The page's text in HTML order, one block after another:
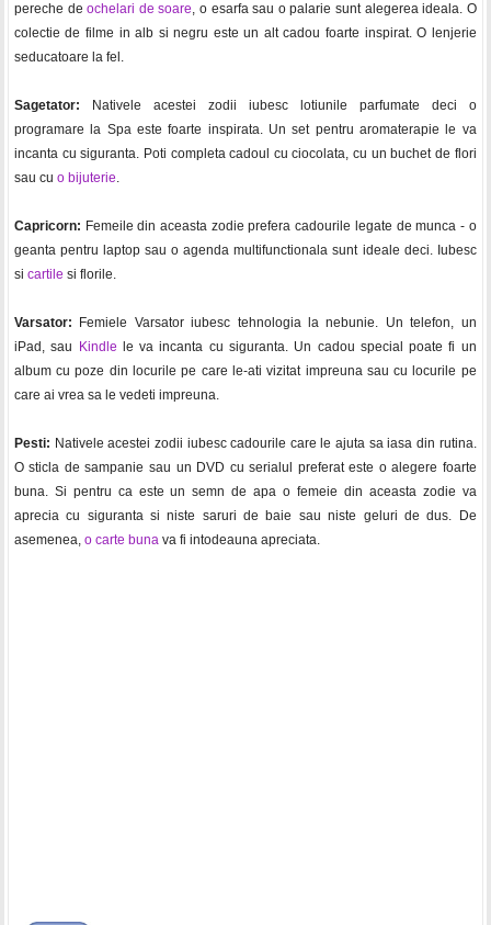
pereche deochelari de soare, o esarfa sau o palarie sunt alegerea ideala. O
colectie de filme in alb si negru este un alt cadou foarte inspirat. O lenjerie
seducatoare la fel.
Sagetator:
Nativele acestei zodii iubesc lotiunile parfumate deci o
programare la Spa este foarte inspirata. Un set pentru aromaterapie le va
incanta cu siguranta. Poti completa cadoul cu ciocolata, cu un buchet de flori
sau cu o bijuterie.
Capricorn: Femeile din aceasta zodie prefera cadourile legate de munca - o
geanta pentru laptop sau o agenda multifunctionala sunt ideale deci. Iubesc
si cartile si florile.
Varsator: Femiele Varsator iubesc tehnologia la nebunie. Un telefon, un
iPad, sau
Kindle le va incanta cu siguranta. Un cadou special poate fi un
album cu poze din locurile pe care le-ati vizitat impreuna sau cu locurile pe
care ai vrea sa le vedeti impreuna.
Pesti: Nativele acestei zodii iubesc cadourile care le ajuta sa iasa din rutina.
O sticla de sampanie sau un DVD cu serialul preferat este o alegere foarte
buna. Si pentru ca este un semn de apa o femeie din aceasta zodie va
aprecia cu siguranta si niste saruri de baie sau niste geluri de dus. De
asemenea, o carte bunava fi intodeauna apreciata.